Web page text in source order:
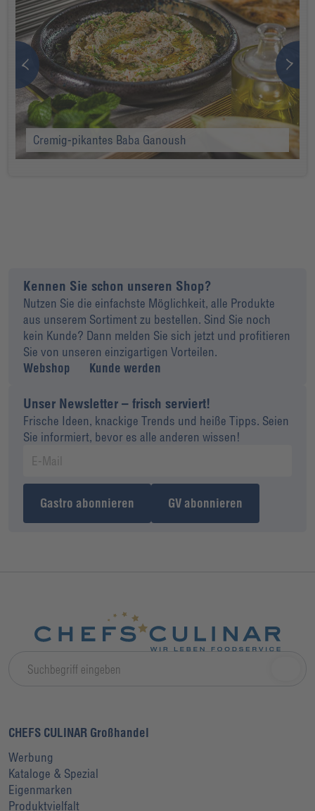
Cremig-pikantes Baba Ganoush
Kennen Sie schon unseren Shop?
Nutzen Sie die einfachste Möglichkeit, alle Produkte
aus unserem Sortiment zu bestellen. Sind Sie noch
kein Kunde? Dann melden Sie sich jetzt und profitieren
Sie von unseren einzigartigen Vorteilen.
Webshop
Kunde werden
Unser Newsletter – frisch serviert!
Frische Ideen, knackige Trends und heiße Tipps. Seien
Sie informiert, bevor es alle anderen wissen!
Gastro abonnieren GV abonnieren
CHEFS CULINAR Großhandel
Werbung
Kataloge & Spezial
Eigenmarken
Produktvielfalt